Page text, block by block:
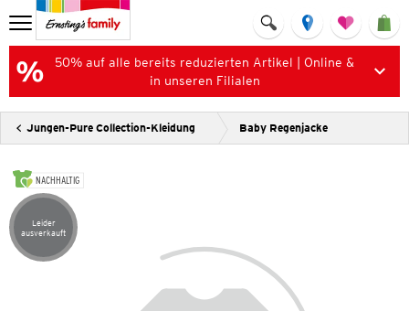
50% auf alle bereits reduzierten Artikel | Online &
in unseren Filialen
Jungen-Pure Collection-Kleidung Baby Regenjacke
NACHHALTIG
Artikel leider ausverkauft
Leider
ausverkauft